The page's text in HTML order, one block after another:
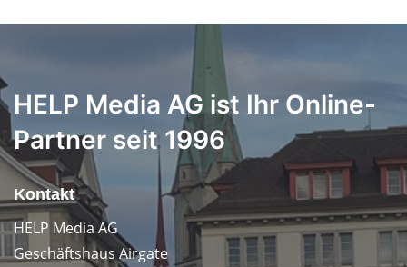
HELP Media AG ist Ihr Online-
Partner seit 1996
Kontakt
HELP Media AG
Geschäftshaus Airgate